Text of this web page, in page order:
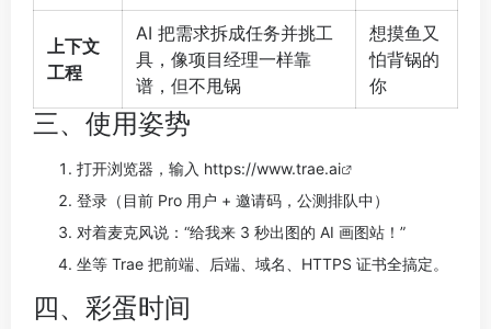
上下文
工程
AI 把需求拆成任务并挑工
具，像项目经理一样靠
谱，但不甩锅
想摸鱼又
怕背锅的
你
三、使用姿势
打开浏览器，输入 https://www.trae.ai
登录（目前 Pro 用户 + 邀请码，公测排队中）
对着麦克风说：“给我来 3 秒出图的 AI 画图站！”
坐等 Trae 把前端、后端、域名、HTTPS 证书全搞定。
四、彩蛋时间